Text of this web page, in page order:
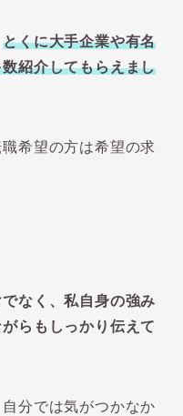
とくに大手企業や有名
紹介してもらえまし
希望の方は希望の求
なく、私自身の強み
らもしっかり伝えて
分では気がつかなか